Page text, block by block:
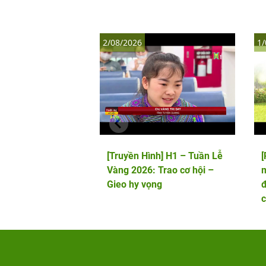
[Truyền Hình] H1 – Tuần Lễ
Vàng 2026: Trao cơ hội –
Gieo hy vọng
2/08/2026